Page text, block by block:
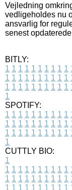
Vejledning
vedligeholdes nu
ansvarlig for
senest
BITLY:
1 1 1 1 1 1 1 1 1 1
1 1 1 1 1 1 1 1 1 1
1 1 1 1 1 1 1 1 1 1
1
SPOTIFY:
1 1 1 1 1 1 1 1 1 1
1 1 1 1 1 1 1 1 1 1
1 1 1 1 1 1 1 1 1 1
1
CUTTLY BIO:
1
1 1 1 1 1 1 1 1 1 1
1 1 1 1 1 1 1 1 1 1
1 1 1 1 1 1 1 1 1 1